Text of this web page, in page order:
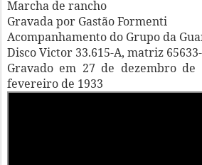
Marcha de rancho
Gravada por Gastão Formenti
Acompanhamento do Grupo da
Disco Victor 33.615-A, matriz
Gravado em 27 de dezembro de
fevereiro de 1933